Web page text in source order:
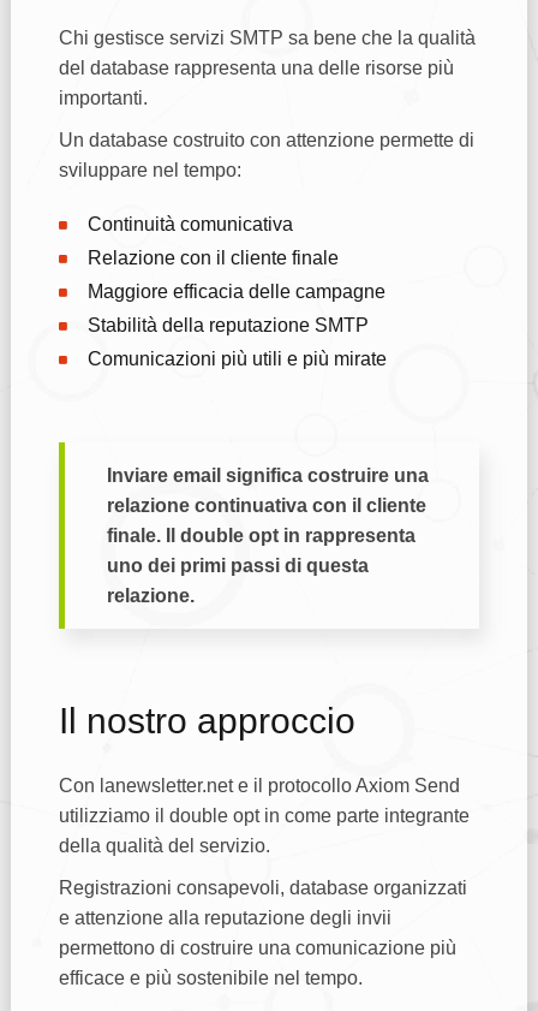
Chi gestisce servizi SMTP sa bene che la qualità
del database rappresenta una delle risorse più
importanti.
Un database costruito con attenzione permette di
sviluppare nel tempo:
Continuità comunicativa
Relazione con il cliente finale
Maggiore efficacia delle campagne
Stabilità della reputazione SMTP
Comunicazioni più utili e più mirate
Inviare email significa costruire una
relazione continuativa con il cliente
finale. Il double opt in rappresenta
uno dei primi passi di questa
relazione.
Il nostro approccio
Con lanewsletter.net e il protocollo Axiom Send
utilizziamo il double opt in come parte integrante
della qualità del servizio.
Registrazioni consapevoli, database organizzati
e attenzione alla reputazione degli invii
permettono di costruire una comunicazione più
efficace e più sostenibile nel tempo.